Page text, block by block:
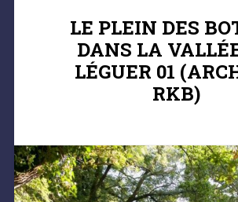
LE PLEIN DES
DANS LA
LÉGUER 01
RKB)